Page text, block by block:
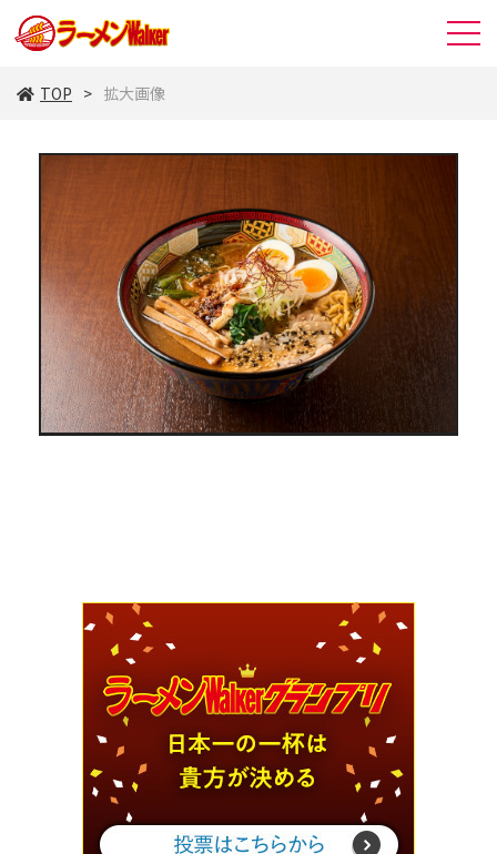
TOP 拡大画像